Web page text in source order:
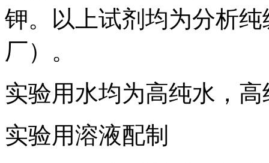
钾。以上试剂均为分析
厂）。
实验用水均为高纯水，
实验用溶液配制